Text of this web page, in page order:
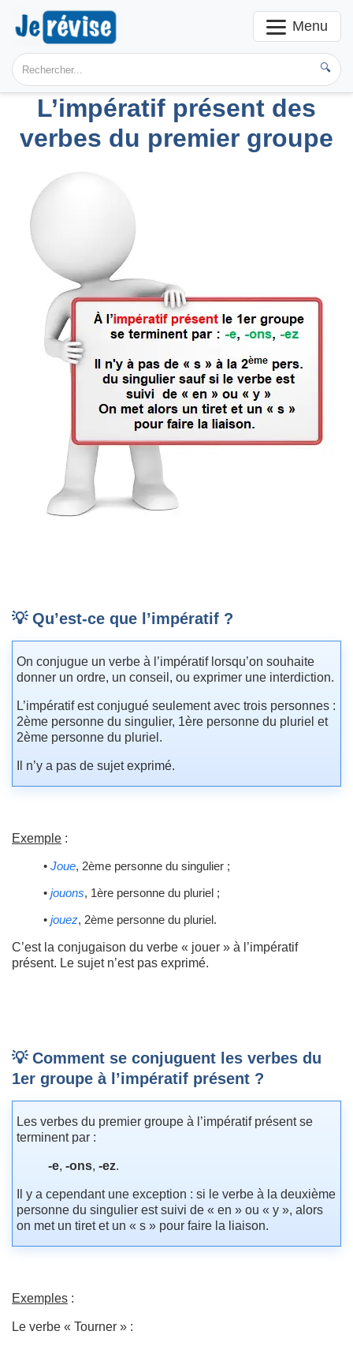
Menu
🔍
L’impératif présent des
verbes du premier groupe
💡 Qu’est-ce que l’impératif ?
On conjugue un verbe à l’impératif lorsqu’on souhaite
donner un ordre, un conseil, ou exprimer une interdiction.
L’impératif est conjugué seulement avec trois personnes :
2ème personne du singulier, 1ère personne du pluriel et
2ème personne du pluriel.
Il n’y a pas de sujet exprimé.
Exemple :
• Joue, 2ème personne du singulier ;
• jouons, 1ère personne du pluriel ;
• jouez, 2ème personne du pluriel.
C’est la conjugaison du verbe « jouer » à l’impératif
présent. Le sujet n’est pas exprimé.
💡 Comment se conjuguent les verbes du
1er groupe à l’impératif présent ?
Les verbes du premier groupe à l’impératif présent se
terminent par :
-e, -ons, -ez.
Il y a cependant une exception : si le verbe à la deuxième
personne du singulier est suivi de « en » ou « y », alors
on met un tiret et un « s » pour faire la liaison.
Exemples :
Le verbe « Tourner » :